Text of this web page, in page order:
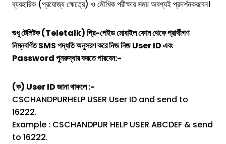
ব্যবহারিক (প্রযোজ্য ক্ষেত্রে) ও মৌখিক পরীক্ষার সময় অবশ্যই প্রদর্শনকরবেন।
শুধু টেলিটক (Teletalk) প্রি-পেইড মোবাইল ফোন থেকে প্রার্থীগণ
নিম্নবর্ণিত SMS পদ্ধতি অনুসরণ করে নিজ নিজ User ID এবং
Password পুনরুদ্ধার করতে পারবেন:-
(ক) User ID জানা থাকলে :-
CSCHANDPURHELP USER User ID and send to
16222.
Example : CSCHANDPUR HELP USER ABCDEF & send
to 16222.